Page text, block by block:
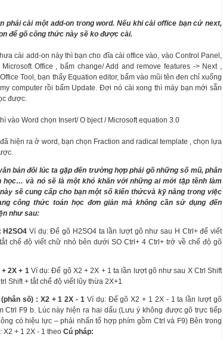
phải cài một add-on trong word. Nếu khi cài office bạn cứ next,
để gõ công thức này sẽ ko được cài.
cài add-on này thì bạn cho đĩa cài office vào, vào Control Panel,
Office , bấm change/ Add and remove features -> Next ,
Tool, bạn thấy Equation editor, bấm vào mũi tên đen chỉ xuống
computer rồi bấm Update. Đợi nó cài xong thì máy bạn mới sẵn
được.
vào Word chọn Insert/ O bject / Microsoft equation 3.0
hiện ra ở word, bạn chọn Fraction and radical template , chọn lựa
bản đôi lúc ta gặp đến trường hợp phải gõ những số mũ, phân
học… và nó sẽ là một khó khăn với những ai mới tập tềnh làm
sẽ cung cấp cho bạn một số kiến thứcvà kỹ năngtrong việc
công thức toán học đơn giản mà khôngcần sử dụng đến
như sau:
Ví dụ: Để gõ H2SO4 ta lần lượt gõ như sau H Ctrl+ để viết
chế độ viết chữ nhỏ bên dưới SO Ctrl+ 4 Ctrl+ trở về chế độ gõ
2X + 1Ví dụ: Để gõ X2 + 2X + 1 ta lần lượt gõ như sau X Ctrl Shift
Shift + tắt chế độ viết lũy thừa 2X+1
số) : X2 + 1 2X - 1 Ví dụ: Để gõ X2 + 1 2X - 1 ta lần lượt gõ
Ctrl F9 b. Lúc này hiện ra hai dấu (Lưu ý không được gõ trực tiếp
cóhiệu lực – phải nhấn tổ hợp phím gồm Ctrl và F9) Bên trong
X2 + 1 2X - 1 theo Cú pháp: